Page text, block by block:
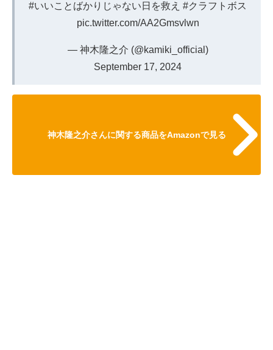
#いいことばかりじゃない日を救え #クラフトボス
pic.twitter.com/AA2Gmsvlwn
— 神木隆之介 (@kamiki_official)
September 17, 2024
神木隆之介さんに関する商品をAmazonで見る